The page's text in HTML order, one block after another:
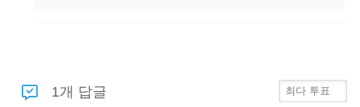
1개 답글